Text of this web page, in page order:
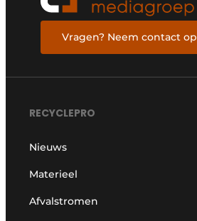
Vragen? Neem contact op
RECYCLEPRO
Nieuws
Materieel
Afvalstromen